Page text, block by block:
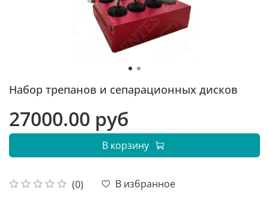
Набор трепанов и сепарационных дисков
(0) В избранное
27000.00 руб
В корзину